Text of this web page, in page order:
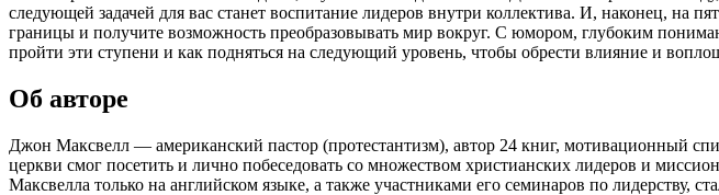
следующей задачей для вас станет воспитание лидеров внутри коллектива. И, наконец,
границы и получите возможность преобразовывать мир вокруг. С юмором, глубоким
пройти эти ступени и как подняться на следующий уровень, чтобы обрести влияние и
Об авторе
Джон Максвелл — американский пастор (протестантизм), автор 24 книг, мотивационный
церкви смог посетить и лично побеседовать со множеством христианских лидеров и
Максвелла только на английском языке, а также участниками его семинаров по лидерству,